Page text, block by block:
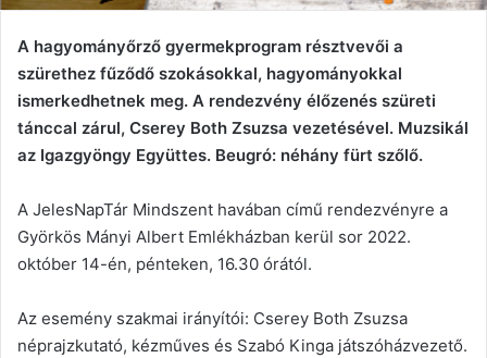
A hagyományőrző gyermekprogram résztvevői a
szürethez fűződő szokásokkal, hagyományokkal
ismerkedhetnek meg. A rendezvény élőzenés szüreti
tánccal zárul, Cserey Both Zsuzsa vezetésével. Muzsikál
az Igazgyöngy Együttes. Beugró: néhány fürt szőlő.
A JelesNapTár Mindszent havában című rendezvényre a
Györkös Mányi Albert Emlékházban kerül sor 2022.
október 14-én, pénteken, 16.30 órától.
Az esemény szakmai irányítói: Cserey Both Zsuzsa
néprajzkutató, kézműves és Szabó Kinga játszóházvezető.